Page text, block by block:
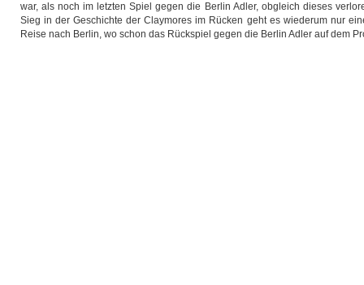
war, als noch im letzten Spiel gegen die Berlin Adler, obgleich dieses
Sieg in der Geschichte der Claymores im Rücken geht es wiederum nur
Reise nach Berlin, wo schon das Rückspiel gegen die Berlin Adler auf dem